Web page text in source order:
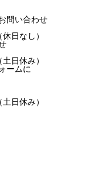
問い合わせ
日なし）
日休み）
ームに
日休み）